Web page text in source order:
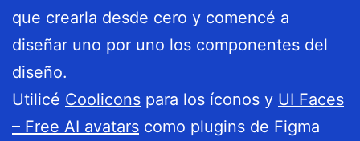
que crearla desde cero y comencé a
diseñar uno por uno los componentes del
diseño.
Utilicé Coolicons para los íconos y UI Faces
– Free AI avatars como plugins de Figma